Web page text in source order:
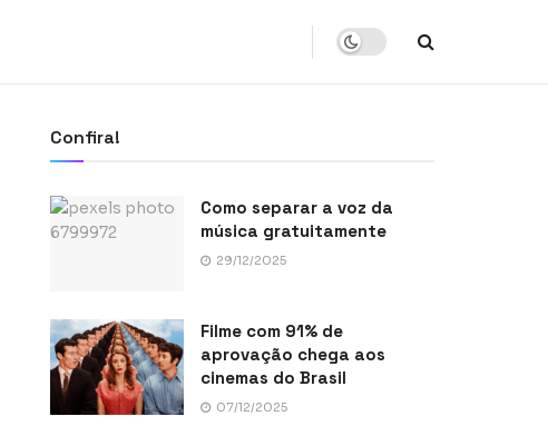
Confira!
Como separar a voz da
música gratuitamente
29/12/2025
Filme com 91% de
aprovação chega aos
cinemas do Brasil
07/12/2025